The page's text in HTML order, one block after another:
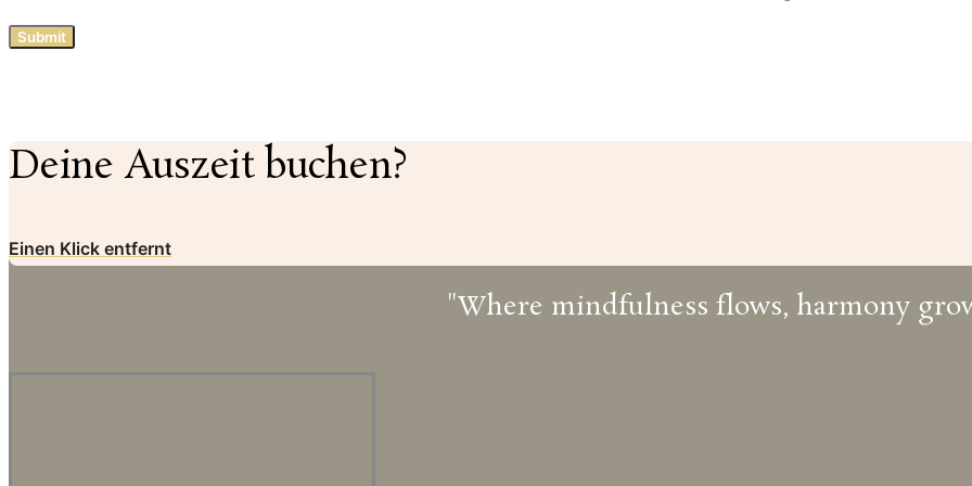
Deine Auszeit buchen?
Einen Klick entfernt
"Where mindfulness flows, harmony